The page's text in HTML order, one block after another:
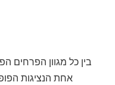
בין כל מגוון הפרחים
אחת הנציגות